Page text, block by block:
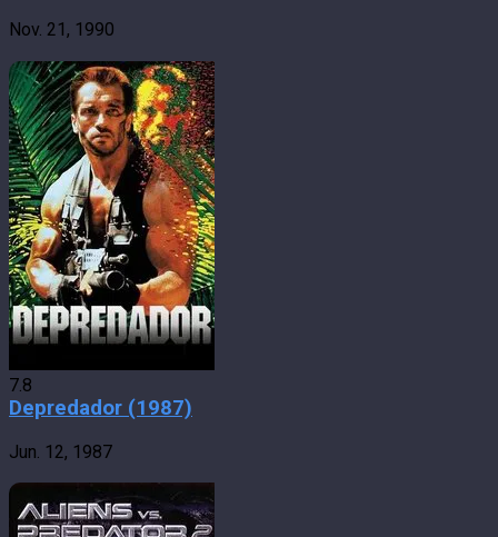
Nov. 21, 1990
7.8
Depredador (1987)
Jun. 12, 1987